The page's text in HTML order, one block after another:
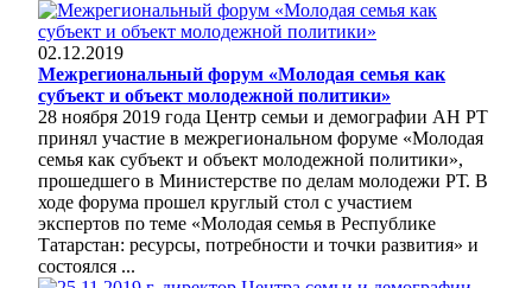
02.12.2019
Межрегиональный форум «Молодая семья как
субъект и объект молодежной политики»
28 ноября 2019 года Центр семьи и демографии АН РТ
принял участие в межрегиональном форуме «Молодая
семья как субъект и объект молодежной политики»,
прошедшего в Министерстве по делам молодежи РТ. В
ходе форума прошел круглый стол с участием
экспертов по теме «Молодая семья в Республике
Татарстан: ресурсы, потребности и точки развития» и
состоялся ...